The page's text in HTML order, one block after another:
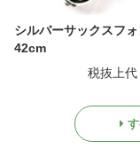
シルバーサックスフ
42cm
税抜上代